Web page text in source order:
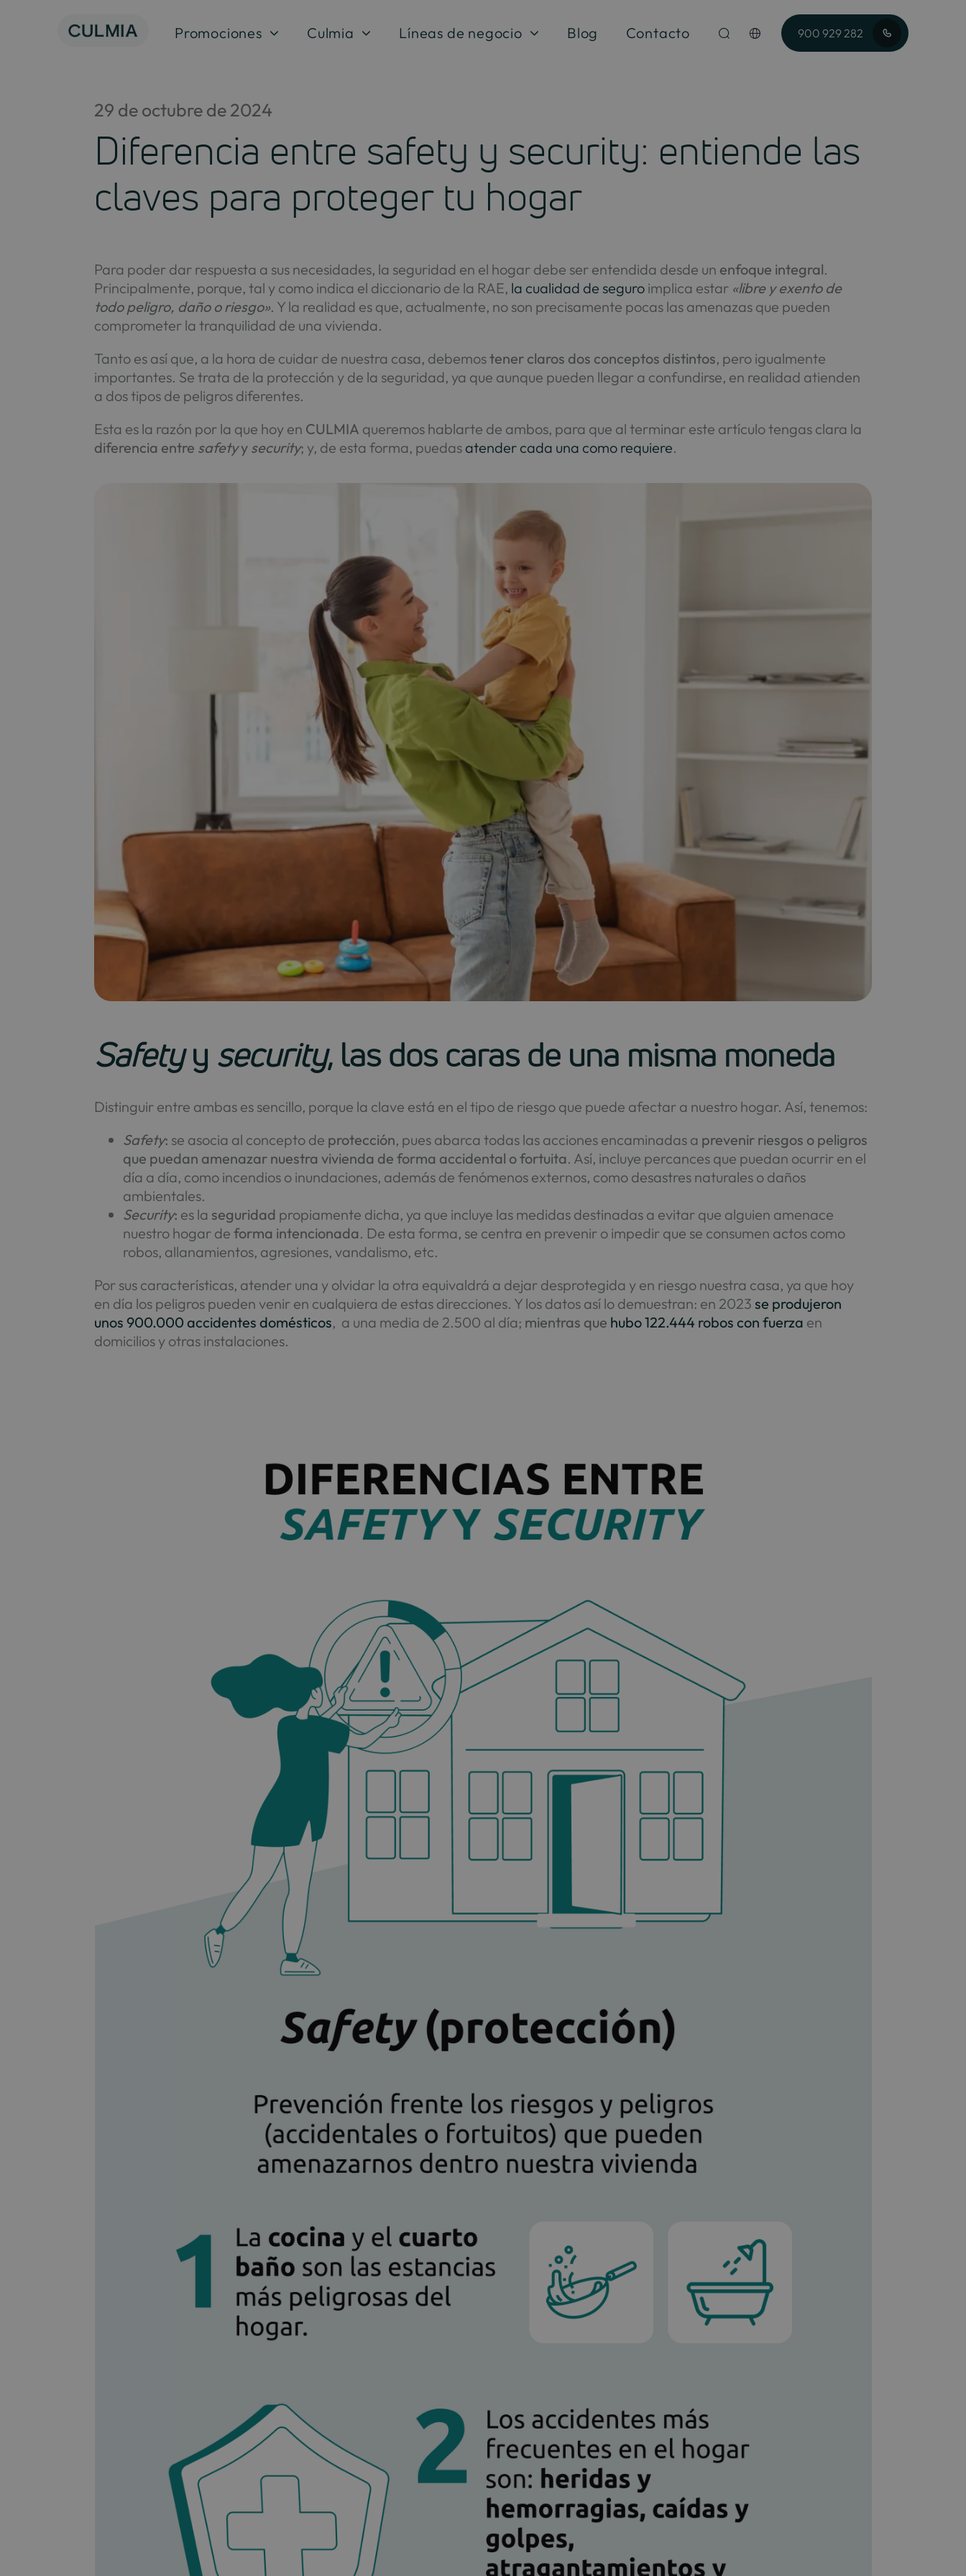
Promociones Culmia Líneas de negocio Blog Contacto 900 929 282
29 de octubre de 2024
Diferencia entre safety y security: entiende las
claves para proteger tu hogar
Para poder dar respuesta a sus necesidades, la seguridad en el hogar debe ser entendida desde un enfoque integral.
Principalmente, porque, tal y como indica el diccionario de la RAE, la cualidad de seguro implica estar «libre y exento de
todo peligro, daño o riesgo». Y la realidad es que, actualmente, no son precisamente pocas las amenazas que pueden
comprometer la tranquilidad de una vivienda.
Tanto es así que, a la hora de cuidar de nuestra casa, debemostener claros dos conceptos distintos, pero igualmente
importantes. Se trata de la protección y de la seguridad, ya que aunque pueden llegar a confundirse, en realidad atienden
a dos tipos de peligros diferentes.
Esta es la razón por la que hoy en CULMIA queremos hablarte de ambos, para que al terminar este artículo tengas clara la
diferencia entre safetyy security; y, de esta forma, puedas atender cada una como requiere.
Safetyy security, las dos caras de una misma moneda
Distinguir entre ambas es sencillo, porque la clave está en el tipo de riesgo que puede afectar a nuestro hogar. Así, tenemos:
Safety: se asocia al concepto de protección, pues abarca todas las acciones encaminadas a prevenir riesgos o peligros
que puedan amenazar nuestra vivienda de forma accidental o fortuita. Así, incluye percances que puedan ocurrir en el
día a día, como incendios o inundaciones, además de fenómenos externos, como desastres naturales o daños
ambientales.
Security: es la seguridad propiamente dicha, ya que incluye las medidas destinadas a evitar que alguien amenace
nuestro hogar deforma intencionada. De esta forma, se centra en prevenir o impedir que se consumen actos como
robos, allanamientos, agresiones, vandalismo, etc.
Por sus características, atender una y olvidar la otra equivaldrá a dejar desprotegida y en riesgo nuestra casa, ya que hoy
en día los peligros pueden venir en cualquiera de estas direcciones. Y los datos así lo demuestran: en 2023se produjeron
unos 900.000 accidentes domésticos, a una media de 2.500 al día; mientras que hubo 122.444 robos con fuerza en
domicilios y otras instalaciones.